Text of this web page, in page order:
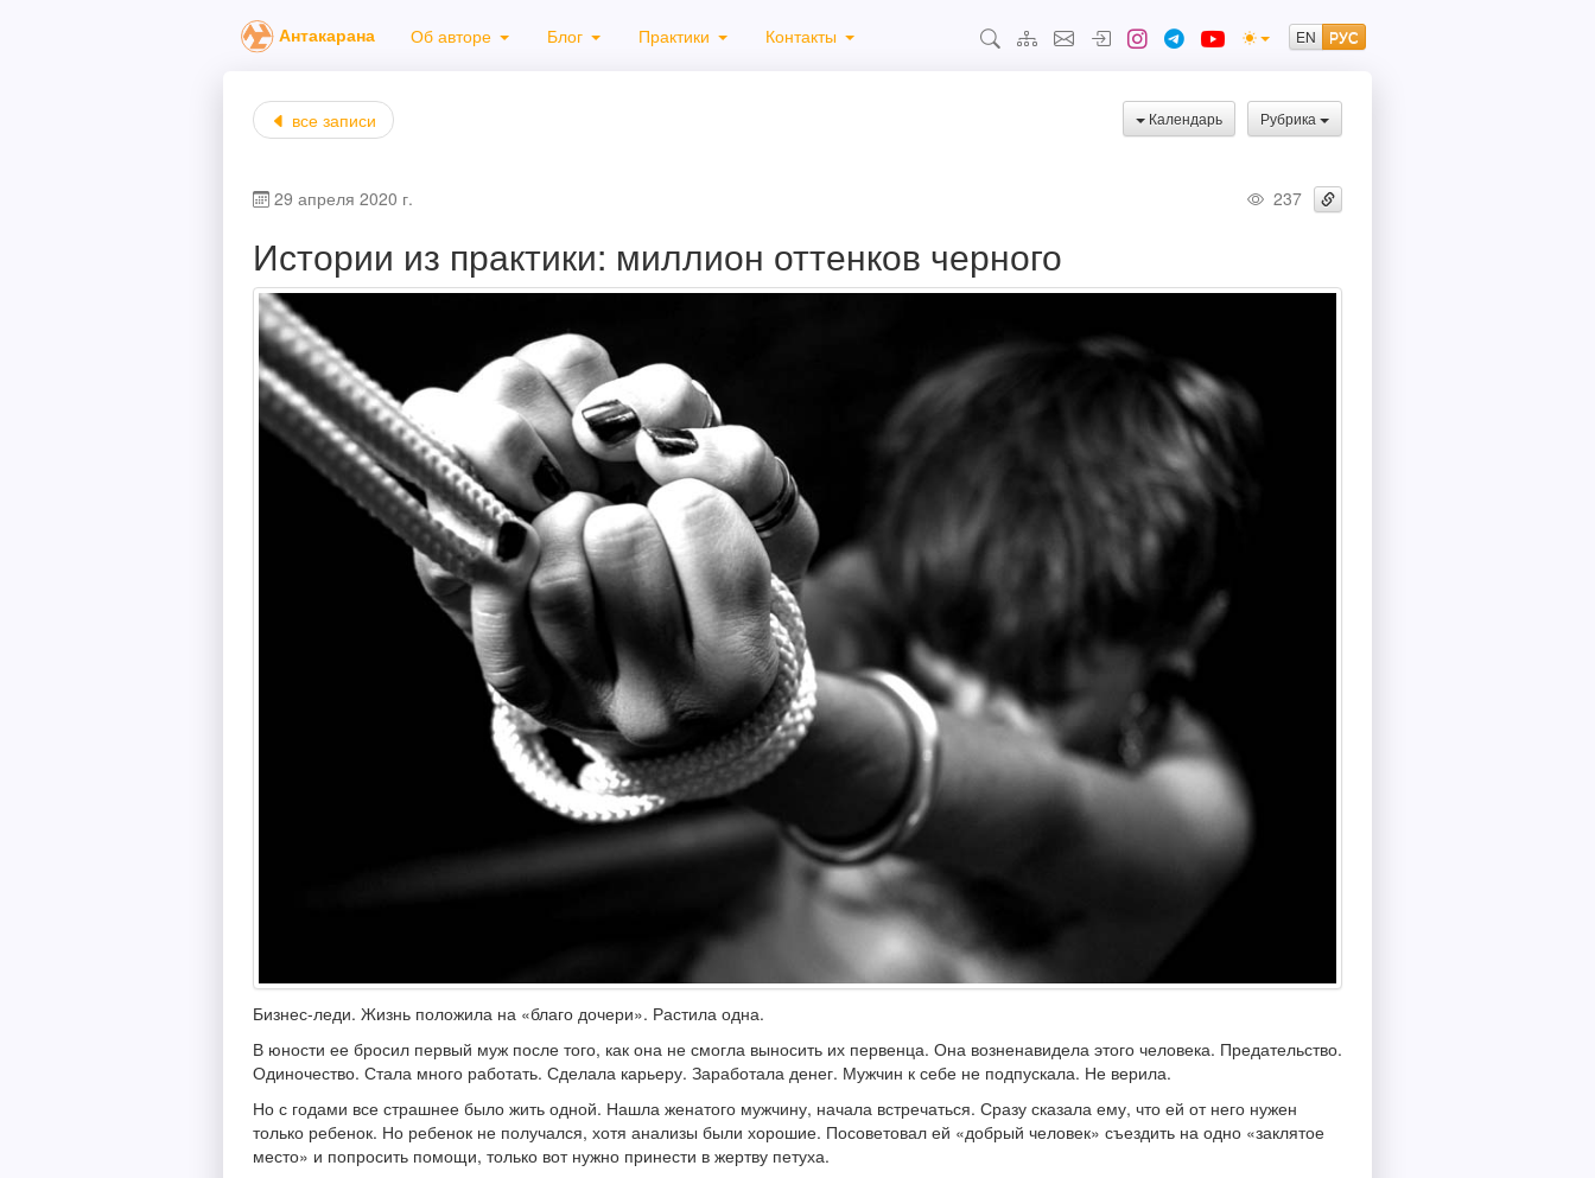
Антакарана Об авторе Блог Практики Контакты
Рубрика
Календарь
все записи
29 апреля 2020 г. 237
Истории из практики: миллион оттенков черного
Бизнес-леди. Жизнь положила на «благо дочери». Растила одна.
В юности ее бросил первый муж после того, как она не смогла выносить их первенца. Она возненавидела этого человека. Предательство.
Одиночество. Стала много работать. Сделала карьеру. Заработала денег. Мужчин к себе не подпускала. Не верила.
Но с годами все страшнее было жить одной. Нашла женатого мужчину, начала встречаться. Сразу сказала ему, что ей от него нужен
только ребенок. Но ребенок не получался, хотя анализы были хорошие. Посоветовал ей «добрый человек» съездить на одно «заклятое
место» и попросить помощи, только вот нужно принести в жертву петуха.